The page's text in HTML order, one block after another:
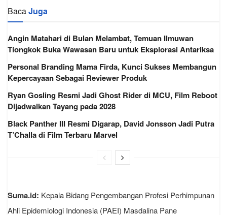
BacaJuga
Angin Matahari di Bulan Melambat, Temuan Ilmuwan
Tiongkok Buka Wawasan Baru untuk Eksplorasi Antariksa
Personal Branding Mama Firda, Kunci Sukses Membangun
Kepercayaan Sebagai Reviewer Produk
Ryan Gosling Resmi Jadi Ghost Rider di MCU, Film Reboot
Dijadwalkan Tayang pada 2028
Black Panther III Resmi Digarap, David Jonsson Jadi Putra
T’Challa di Film Terbaru Marvel
Suma.id: Kepala Bidang Pengembangan Profesi Perhimpunan
Ahli Epidemiologi Indonesia (PAEI) Masdalina Pane